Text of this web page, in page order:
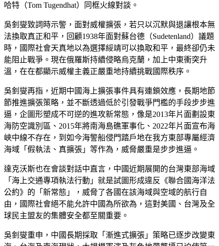
哈特（Tom Tugendhat）同框火線對談。
吳釗燮致詞時示警，面對威權擴張，若只以沉默與退讓根本無
法換取真正和平，回顧1938年面對蘇台德（Sudetenland）議題
時，國際社會天真地以為選擇綏靖可以換取和平，最終卻仍未
能阻止戰爭。現在俄羅斯持續侵略烏克蘭，加上中東衝突升
溫，在在都顯示威權主義正嚴重地持續挑戰國際秩序。
吳釗燮再指，近期中國海上擴張事件具有連鎖效應，長期地節
節推進擴張策略，並不斷透過低於引發戰爭門檻的手段步步進
逼，企圖形塑成不可逆的進攻新常態，像是2013年片面劃設東
海防空識別區、2015年將南海島礁軍事化、2022年片面宣布海
峽中線不存在，到如今海警船侵門踏戶地在我方東部專屬經濟
海域「假執法、真擴張」等作為，威脅嚴重是步步進逼。
達克沃斯也在會談對話中直言，中國近期展開的台灣東部海域
「海上交通專項執法行動」就是試圖形成違反《聯合國海洋法
公約》的「新常態」，威脅了各國在該海域與空域的航行自
由，國際社會絕不能允許中國為所欲為，這對美國、台灣及全
球民主盟友的集體安全都至關重要。
吳釗燮重申，中國長期採取「漸進式擴張」策略已逐步改變東